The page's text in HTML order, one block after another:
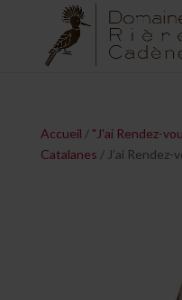
Accueil / "J'ai Rendez-
Catalanes / J’ai Rendez-